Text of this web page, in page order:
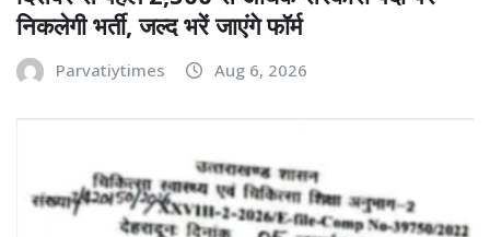
निकलेगी भर्ती, जल्द भरें जाएंगे फॉर्म
Parvatiytimes Aug 6, 2026